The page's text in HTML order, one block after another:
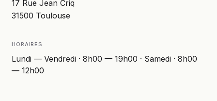
17 Rue Jean Criq
31500 Toulouse
HORAIRES
Lundi — Vendredi · 8h00 — 19h00 · Samedi · 8h00
— 12h00